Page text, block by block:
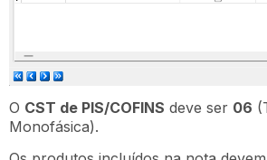
O CST de PIS/COFINS deve ser 06
Monofásica).